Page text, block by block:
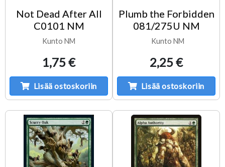
Not Dead After All
C0101 NM
Kunto NM
1,75 €
Lisää ostoskoriin
Plumb the Forbidden
081/275U NM
Kunto NM
2,25 €
Lisää ostoskoriin